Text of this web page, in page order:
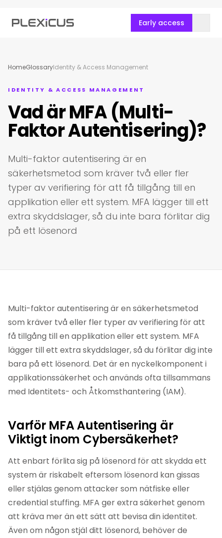
Early access
HomeGlossaryIdentity & Access Management
IDENTITY & ACCESS MANAGEMENT
Vad är MFA (Multi-
Faktor Autentisering)?
Multi-faktor autentisering är en
säkerhetsmetod som kräver två eller fler
typer av verifiering för att få tillgång till en
applikation eller ett system. MFA lägger till ett
extra skyddslager, så du inte bara förlitar dig
på ett lösenord
Multi-faktor autentisering är en säkerhetsmetod
som kräver två eller fler typer av verifiering för att
få tillgång till en applikation eller ett system. MFA
lägger till ett extra skyddslager, så du förlitar dig inte
bara på ett lösenord. Det är en nyckelkomponent i
applikationssäkerhet och används ofta tillsammans
med Identitets- och Åtkomsthantering (IAM).
Varför MFA Autentisering är
Viktigt inom Cybersäkerhet?
Att enbart förlita sig på lösenord för att skydda ett
system är riskabelt eftersom lösenord kan gissas
eller stjälas genom attacker som nätfiske eller
credential stuffing. MFA ger extra säkerhet genom
att kräva mer än ett sätt att bevisa din identitet.
Även om någon stjäl ditt lösenord, behöver de